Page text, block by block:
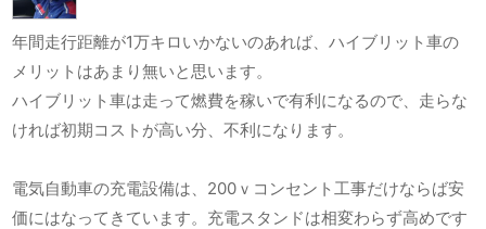
年間走行距離が1万キロいかないのあれば、ハイブリット車の
メリットはあまり無いと思います。
ハイブリット車は走って燃費を稼いで有利になるので、走らな
ければ初期コストが高い分、不利になります。
電気自動車の充電設備は、200ｖコンセント工事だけならば安
価にはなってきています。充電スタンドは相変わらず高めです